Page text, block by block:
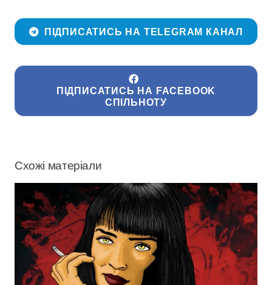
ПІДПИСАТИСЬ НА TELEGRAM КАНАЛ
ПІДПИСАТИСЬ НА FACEBOOK
СПІЛЬНОТУ
Схожі матеріали